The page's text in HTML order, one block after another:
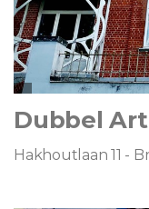
Dubbel
Hakhoutlaan 11 -